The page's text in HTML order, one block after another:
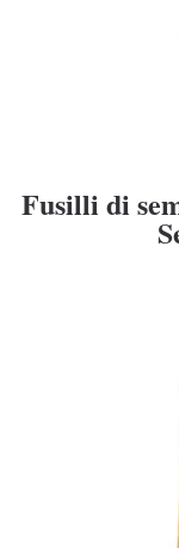
Fusilli di